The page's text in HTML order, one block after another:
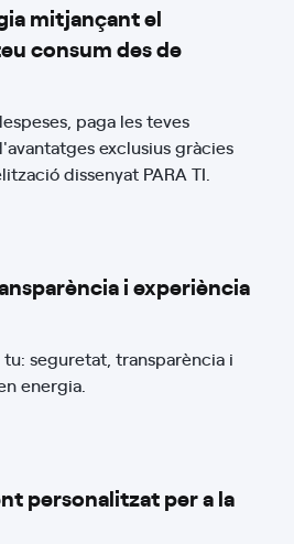
mitjançant el
consum des de
paga les teves
exclusius gràcies
dissenyat PARA TI.
i experiència
seguretat, transparència i
energia.
personalitzat per a la